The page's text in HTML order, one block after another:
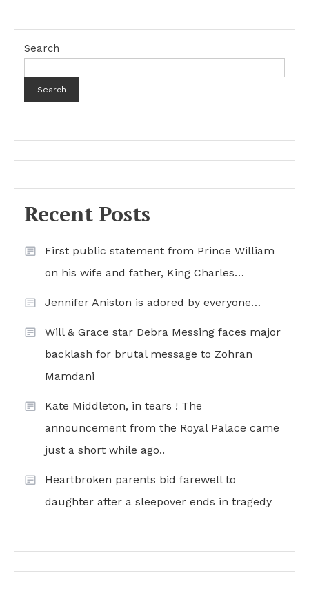
Search
Search
Recent Posts
First public statement from Prince William
on his wife and father, King Charles…
Jennifer Aniston is adored by everyone…
Will & Grace star Debra Messing faces major
backlash for brutal message to Zohran
Mamdani
Kate Middleton, in tears ! The
announcement from the Royal Palace came
just a short while ago..
Heartbroken parents bid farewell to
daughter after a sleepover ends in tragedy